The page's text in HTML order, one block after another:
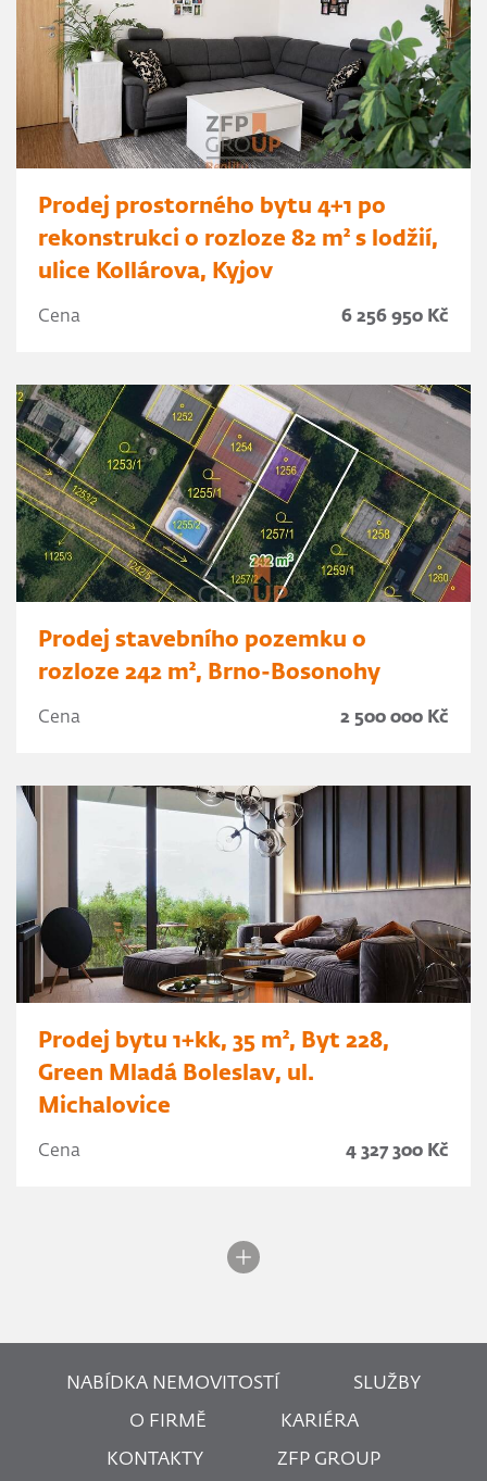
Prodej prostorného bytu 4+1 po
rekonstrukci o rozloze 82 m² s lodžií,
ulice Kollárova, Kyjov
Cena 6 256 950 Kč
Prodej stavebního pozemku o
rozloze 242 m², Brno-Bosonohy
Cena 2 500 000 Kč
Prodej bytu 1+kk, 35 m², Byt 228,
Green Mladá Boleslav, ul.
Michalovice
Cena 4 327 300 Kč
NABÍDKA NEMOVITOSTÍ SLUŽBY
O FIRMĚ KARIÉRA
KONTAKTY ZFP GROUP